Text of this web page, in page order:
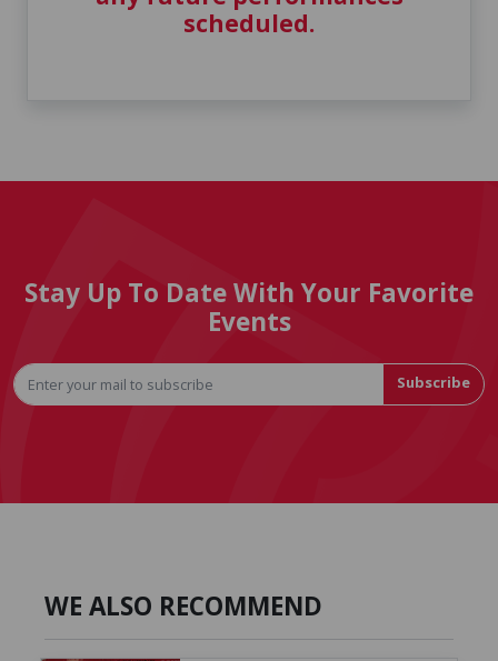
scheduled.
Stay Up To Date With Your Favorite
Events
Subscribe
WE ALSO RECOMMEND